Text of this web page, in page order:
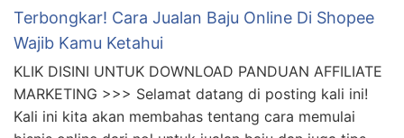
Dagangan Cepat Laku Hai, teman-teman! Apakah
kalian seorang pebisnis yang ingin dagangan kalian
laku dengan cepat? Jika iya, maka kalian berada di
tempat yang tepat! Di artikel ini, kita akan membahas
cara-cara promosi jualan online agar dagangan kalian
cepat laku. Yuk, simak …